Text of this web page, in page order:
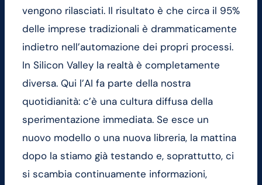
vengono rilasciati. Il risultato è che circa il 95%
delle imprese tradizionali è drammaticamente
indietro nell’automazione dei propri processi.
In Silicon Valley la realtà è completamente
diversa. Qui l’AI fa parte della nostra
quotidianità: c’è una cultura diffusa della
sperimentazione immediata. Se esce un
nuovo modello o una nuova libreria, la mattina
dopo la stiamo già testando e, soprattutto, ci
si scambia continuamente informazioni,